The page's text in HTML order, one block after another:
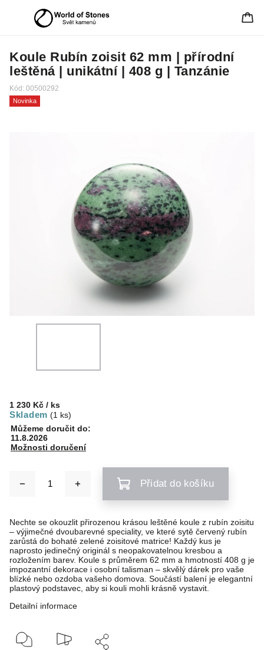
Koule Rubín zoisit 62 mm | přírodní
leštěná | unikátní | 408 g | Tanzánie
Kód: 00500292
Novinka
1 230 Kč / ks
Skladem (1 ks)
Můžeme doručit do:
11.8.2026
Možnosti doručení
Přidat do košíku
Nechte se okouzlit přirozenou krásou leštěné koule z rubín zoisitu
– výjimečné dvoubarevné speciality, ve které sytě červený rubín
zarůstá do bohaté zelené zoisitové matrice! Každý kus je
naprosto jedinečný originál s neopakovatelnou kresbou a
rozložením barev. Koule s průměrem 62 mm a hmotností 408 g je
impozantní dekorace i osobní talisman – skvělý dárek pro vaše
blízké nebo ozdoba vašeho domova. Součástí balení je elegantní
plastový podstavec, aby si kouli mohli krásně vystavit.
Detailní informace